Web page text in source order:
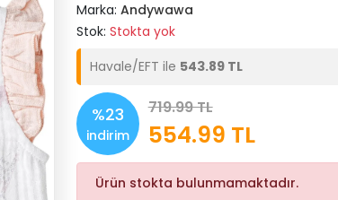
Marka: Andywawa
Stok: Stokta yok
Havale/EFT ile 543.89 TL
%23
indirim
719.99 TL
554.99 TL
Ürün stokta bulunmamaktadır.